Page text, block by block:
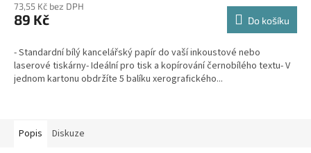
73,55 Kč bez DPH
89 Kč Do košíku
- Standardní bílý kancelářský papír do vaší inkoustové nebo
laserové tiskárny- Ideální pro tisk a kopírování černobílého textu- V
jednom kartonu obdržíte 5 balíku xerografického...
Popis Diskuze